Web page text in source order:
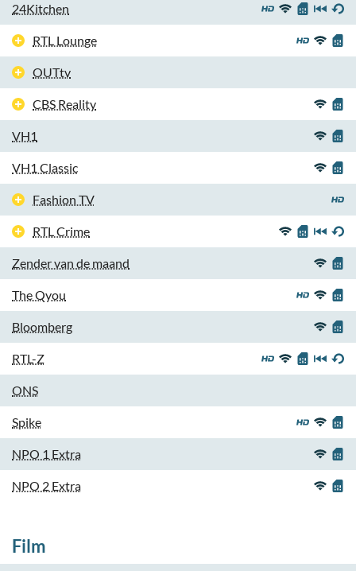
24Kitchen
RTL Lounge
OUTtv
CBS Reality
VH1
VH1 Classic
Fashion TV
RTL Crime
Zender van de maand
The Qyou
Bloomberg
RTL-Z
ONS
Spike
NPO 1 Extra
NPO 2 Extra
Film